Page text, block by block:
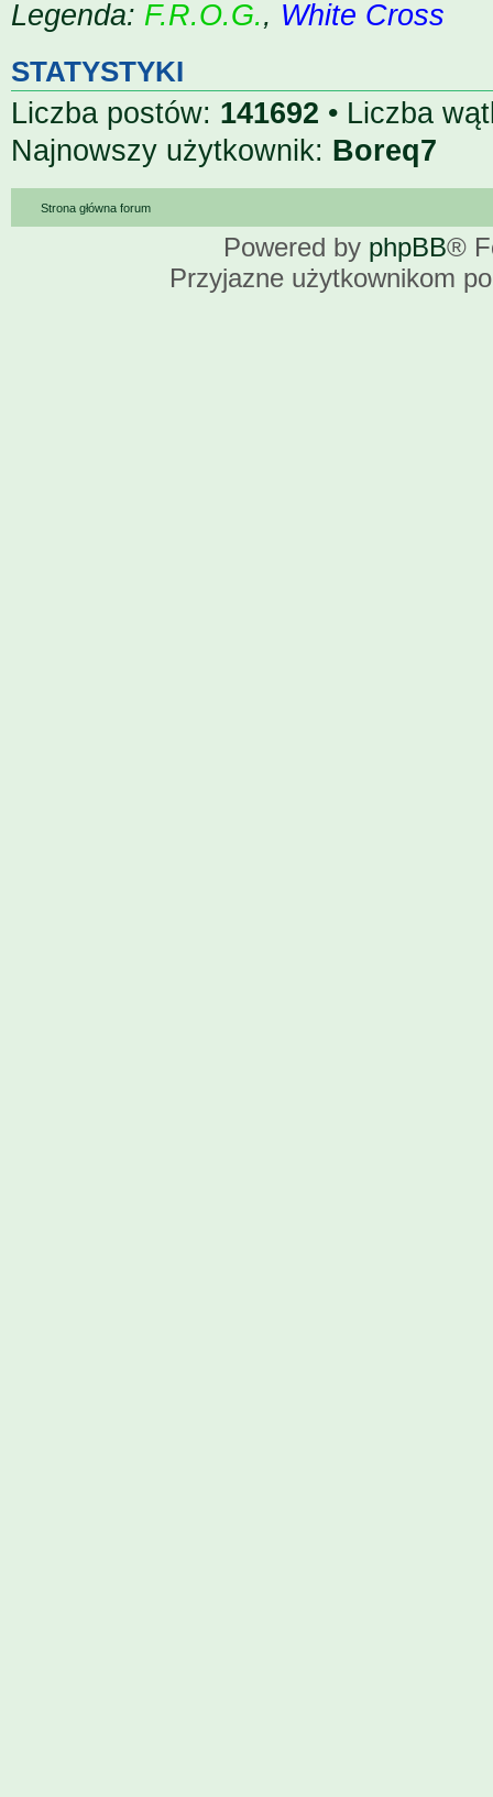
Legenda: F.R.O.G., White Cross
STATYSTYKI
Liczba postów: 141692 • Liczba
Najnowszy użytkownik: Boreq7
Strona główna forum
Powered by phpBB®
Przyjazne użytkownikom